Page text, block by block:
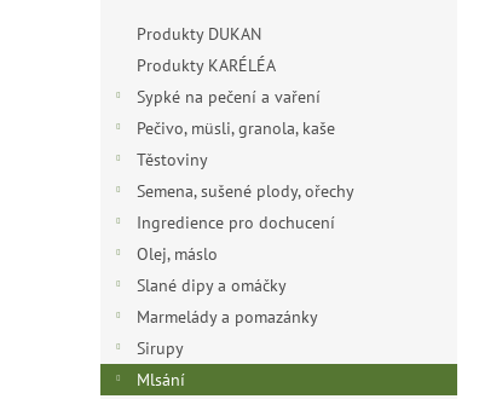
Produkty DUKAN
Produkty KARÉLÉA
Sypké na pečení a vaření
Pečivo, müsli, granola, kaše
Těstoviny
Semena, sušené plody, ořechy
Ingredience pro dochucení
Olej, máslo
Slané dipy a omáčky
Marmelády a pomazánky
Sirupy
Mlsání